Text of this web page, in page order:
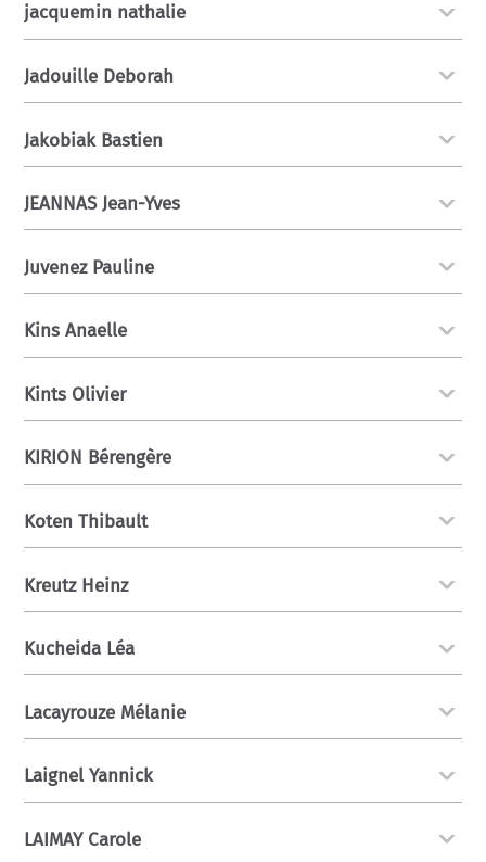
jacquemin nathalie
Jadouille Deborah
Jakobiak Bastien
JEANNAS Jean-Yves
Juvenez Pauline
Kins Anaelle
Kints Olivier
KIRION Bérengère
Koten Thibault
Kreutz Heinz
Kucheida Léa
Lacayrouze Mélanie
Laignel Yannick
LAIMAY Carole